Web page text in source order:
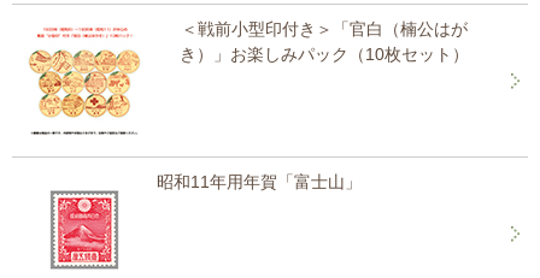
＜戦前小型印付き＞「官白（楠公はが
き）」お楽しみパック（10枚セット）
昭和11年用年賀「富士山」